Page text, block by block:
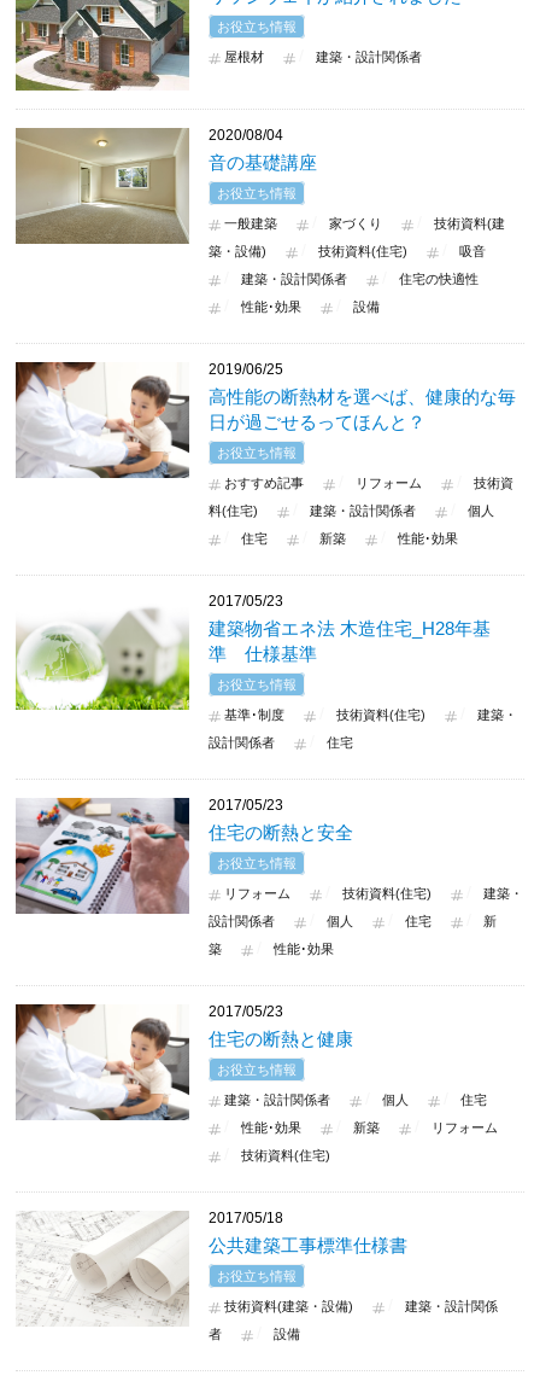
お役立ち情報
屋根材 建築・設計関係者
2020/08/04
音の基礎講座
お役立ち情報
一般建築 家づくり
技術資料(建
築・設備)
技術資料(住宅)
吸音
建築・設計関係者
住宅の快適性
性能･効果
設備
2019/06/25
高性能の断熱材を選べば、健康的な毎
日が過ごせるってほんと？
お役立ち情報
おすすめ記事 リフォーム
技術資
料(住宅)
建築・設計関係者
個人
住宅
新築 性能･効果
2017/05/23
建築物省エネ法 木造住宅_H28年基
準 仕様基準
お役立ち情報
基準･制度 技術資料(住宅)
建築・
設計関係者
住宅
2017/05/23
住宅の断熱と安全
お役立ち情報
リフォーム 技術資料(住宅)
建築・
設計関係者
個人 住宅
新
築
性能･効果
2017/05/23
住宅の断熱と健康
お役立ち情報
建築・設計関係者 個人
住宅
性能･効果
新築
リフォーム
技術資料(住宅)
2017/05/18
公共建築工事標準仕様書
お役立ち情報
技術資料(建築・設備)
建築・設計関係
者
設備